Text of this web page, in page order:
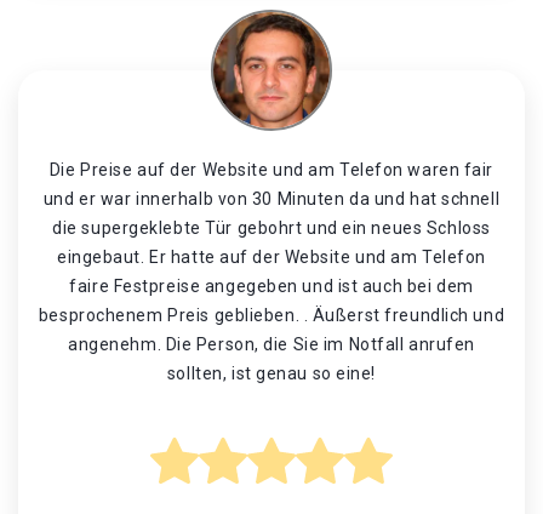
Die Preise auf der Website und am Telefon waren fair
und er war innerhalb von 30 Minuten da und hat schnell
die supergeklebte Tür gebohrt und ein neues Schloss
eingebaut. Er hatte auf der Website und am Telefon
faire Festpreise angegeben und ist auch bei dem
besprochenem Preis geblieben. . Äußerst freundlich und
angenehm. Die Person, die Sie im Notfall anrufen
sollten, ist genau so eine!